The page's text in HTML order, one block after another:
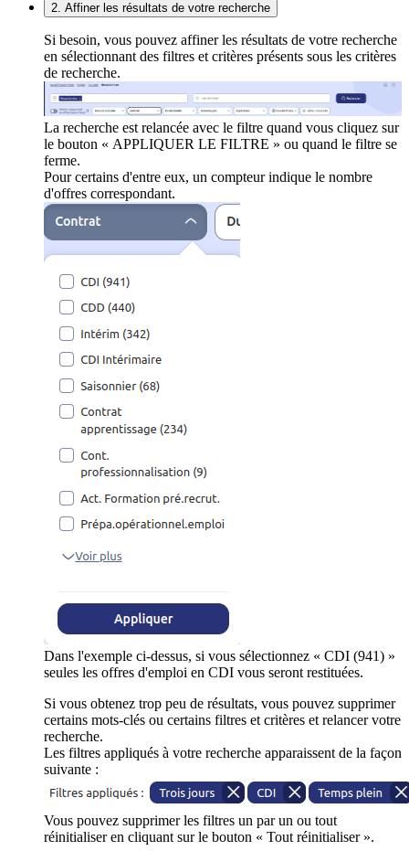
2. Affiner les résultats de votre recherche
Si besoin, vous pouvez affiner les résultats de votre recherche
en sélectionnant des filtres et critères présents sous les critères
de recherche.
La recherche est relancée avec le filtre quand vous cliquez sur
le bouton « APPLIQUER LE FILTRE » ou quand le filtre se
ferme.
Pour certains d'entre eux, un compteur indique le nombre
d'offres correspondant.
Dans l'exemple ci-dessus, si vous sélectionnez « CDI (941) »
seules les offres d'emploi en CDI vous seront restituées.
Si vous obtenez trop peu de résultats, vous pouvez supprimer
certains mots-clés ou certains filtres et critères et relancer votre
recherche.
Les filtres appliqués à votre recherche apparaissent de la façon
suivante :
Vous pouvez supprimer les filtres un par un ou tout
réinitialiser en cliquant sur le bouton « Tout réinitialiser ».